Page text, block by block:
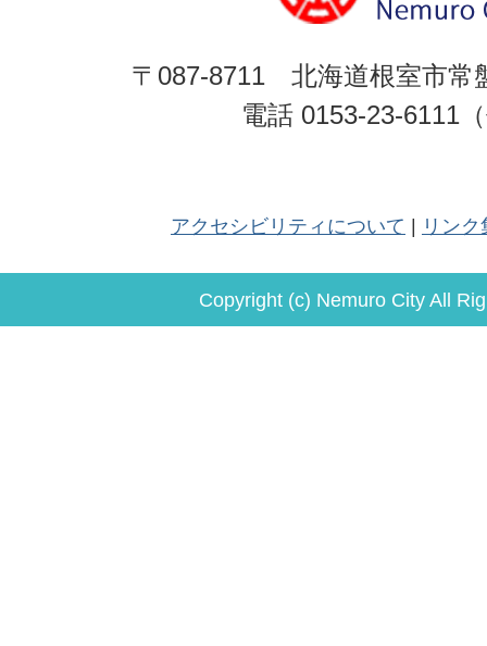
〒087-8711 北海道根室市常
電話 0153-23-6111
アクセシビリティについて リンク
Copyright (c) Nemuro City All